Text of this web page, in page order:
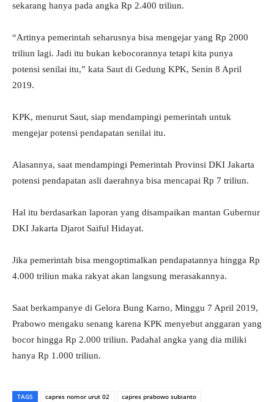
sekarang hanya pada angka Rp 2.400 triliun.
“Artinya pemerintah seharusnya bisa mengejar yang Rp 2000
triliun lagi. Jadi itu bukan kebocorannya tetapi kita punya
potensi senilai itu,” kata Saut di Gedung KPK, Senin 8 April
2019.
KPK, menurut Saut, siap mendampingi pemerintah untuk
mengejar potensi pendapatan senilai itu.
Alasannya, saat mendampingi Pemerintah Provinsi DKI Jakarta
potensi pendapatan asli daerahnya bisa mencapai Rp 7 triliun.
Hal itu berdasarkan laporan yang disampaikan mantan Gubernur
DKI Jakarta Djarot Saiful Hidayat.
Jika pemerintah bisa mengoptimalkan pendapatannya hingga Rp
4.000 triliun maka rakyat akan langsung merasakannya.
Saat berkampanye di Gelora Bung Karno, Minggu 7 April 2019,
Prabowo mengaku senang karena KPK menyebut anggaran yang
bocor hingga Rp 2.000 triliun. Padahal angka yang dia miliki
hanya Rp 1.000 triliun.
TAGS capres nomor urut 02
capres prabowo subianto